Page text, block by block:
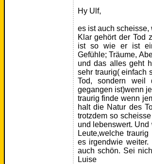
Hy Ulf,
es ist auch scheisse,
Klar gehört der Tod
ist so wie er ist
Gefühle; Träume,
und das alles geht
sehr traurig( einfach
Tod, sondern weil
gegangen ist)wenn
traurig finde wenn
halt die Natur des
trotzdem so
und lebenswert.
Leute,welche
es irgendwie weiter.
auch schön. Sei
Luise